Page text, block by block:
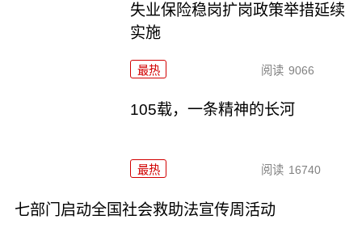
失业保险稳岗扩岗政策举措延续
实施
最热 阅读 9066
105载，一条精神的长河
最热 阅读 16740
七部门启动全国社会救助法宣传周活动